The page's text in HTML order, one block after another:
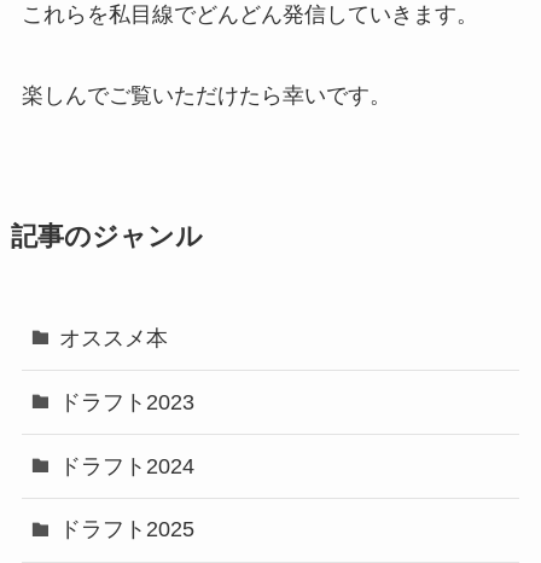
これらを私目線でどんどん発信していきます。
楽しんでご覧いただけたら幸いです。
記事のジャンル
オススメ本
ドラフト2023
ドラフト2024
ドラフト2025